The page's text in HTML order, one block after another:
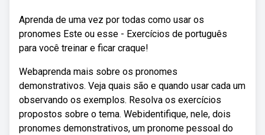
Aprenda de uma vez por todas como usar os
pronomes Este ou esse - Exercícios de português
para você treinar e ficar craque!
Webaprenda mais sobre os pronomes
demonstrativos. Veja quais são e quando usar cada um
observando os exemplos. Resolva os exercícios
propostos sobre o tema. Webidentifique, nele, dois
pronomes demonstrativos, um pronome pessoal do